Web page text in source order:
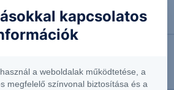
Bayer perét
a Commerzbank
kapcsolatos
a weboldalak működtetése, a
megfelelő színvonal biztosítása és a